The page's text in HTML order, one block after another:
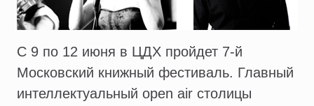
С 9 по 12 июня в ЦДХ пройдет 7-й
Московский книжный фестиваль. Главный
интеллектуальный open air столицы